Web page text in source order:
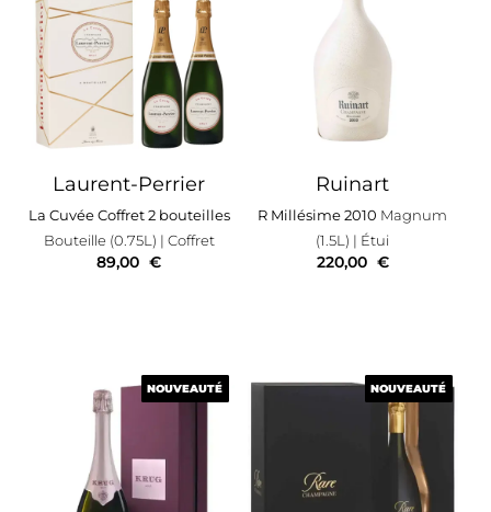
Laurent-Perrier
La Cuvée Coffret 2 bouteilles
Bouteille (0.75L) | Coffret
89,00 €
Ruinart
R Millésime 2010 Magnum
(1.5L) | Étui
220,00 €
NOUVEAUTÉ
NOUVEAUTÉ NOUVEAUTÉ
NOUVEAUTÉ